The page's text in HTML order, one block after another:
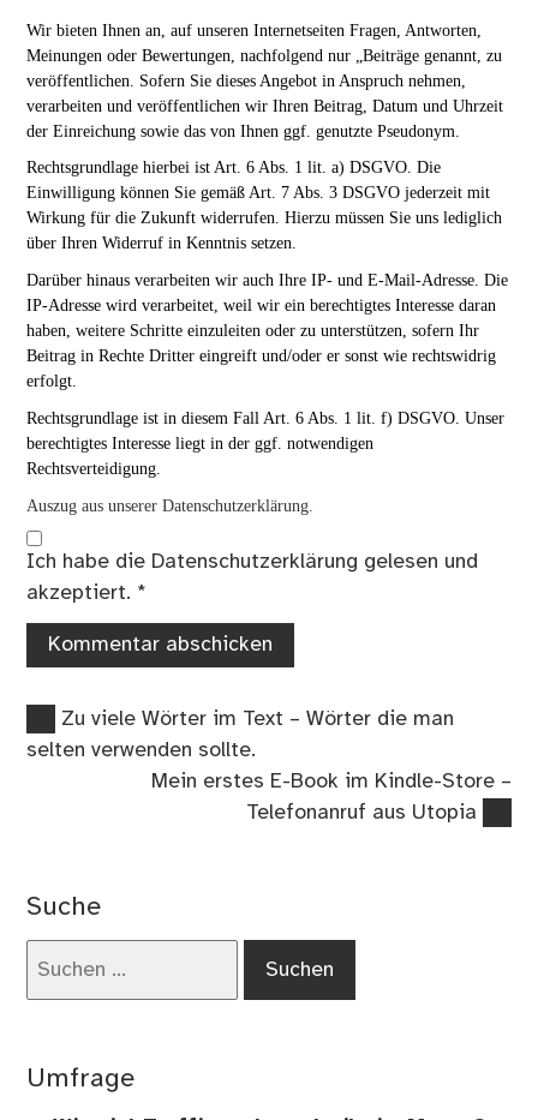
Wir bieten Ihnen an, auf unseren Internetseiten Fragen, Antworten,
Meinungen oder Bewertungen, nachfolgend nur „Beiträge genannt, zu
veröffentlichen. Sofern Sie dieses Angebot in Anspruch nehmen,
verarbeiten und veröffentlichen wir Ihren Beitrag, Datum und Uhrzeit
der Einreichung sowie das von Ihnen ggf. genutzte Pseudonym.
Rechtsgrundlage hierbei ist Art. 6 Abs. 1 lit. a) DSGVO. Die
Einwilligung können Sie gemäß Art. 7 Abs. 3 DSGVO jederzeit mit
Wirkung für die Zukunft widerrufen. Hierzu müssen Sie uns lediglich
über Ihren Widerruf in Kenntnis setzen.
Darüber hinaus verarbeiten wir auch Ihre IP- und E-Mail-Adresse. Die
IP-Adresse wird verarbeitet, weil wir ein berechtigtes Interesse daran
haben, weitere Schritte einzuleiten oder zu unterstützen, sofern Ihr
Beitrag in Rechte Dritter eingreift und/oder er sonst wie rechtswidrig
erfolgt.
Rechtsgrundlage ist in diesem Fall Art. 6 Abs. 1 lit. f) DSGVO. Unser
berechtigtes Interesse liegt in der ggf. notwendigen
Rechtsverteidigung.
Auszug aus unserer Datenschutzerklärung.
Ich habe die Datenschutzerklärung gelesen und
akzeptiert. *
Beitragsnavigation
Vorheriger
Beitrag:
Zu viele Wörter im Text – Wörter die man
selten verwenden sollte.
Nächster
Mein erstes E-Book im Kindle-Store –
Telefonanruf aus Utopia
Suche
Umfrage